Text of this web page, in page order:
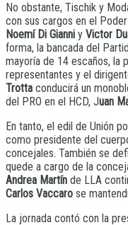
No obstante, Tischik y
con sus cargos en el
Noemí Di Gianni y Victor
forma, la bancada del
mayoría de 14 escaños, la
representantes y el
Trotta conducirá un
del PRO en el HCD, Juan
En tanto, el edil de Unión
como presidente del
concejales. También se
quede a cargo de la
Andrea Martín de LLA
Carlos Vaccaro se
La jornada contó con la